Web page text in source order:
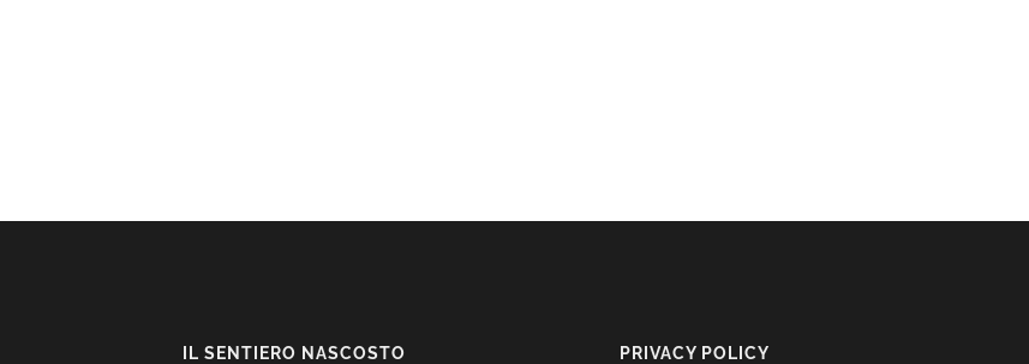
IL SENTIERO NASCOSTO PRIVACY POLICY